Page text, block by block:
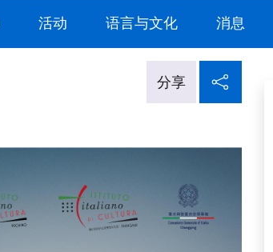
活动 语言与文化 消息
分享